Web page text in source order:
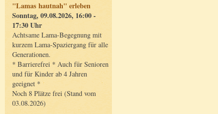
"Lamas hautnah" erleben
Sonntag, 09.08.2026, 16:00 -
17:30 Uhr
Achtsame Lama-Begegnung mit
kurzem Lama-Spaziergang für alle
Generationen.
* Barrierefrei * Auch für Senioren
und für Kinder ab 4 Jahren
geeignet *
Noch 8 Plätze frei (Stand vom
03.08.2026)